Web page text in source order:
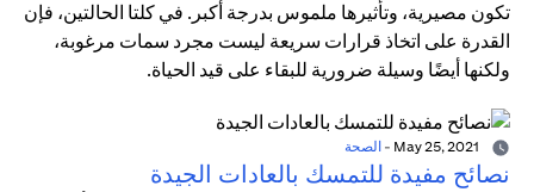
تكون مصيرية، وتأثيرها ملموس بدرجة أكبر. في كلتا الحالتين، فإن
القدرة على اتخاذ قرارات سريعة ليست مجرد سمات مرغوبة،
ولكنها أيضًا وسيلة ضرورية للبقاء على قيد الحياة.
- الصحة
نصائح مفيدة للتمسك بالعادات الجيدة